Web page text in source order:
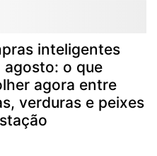
inteligentes
agosto: o que
agora entre
verduras e peixes